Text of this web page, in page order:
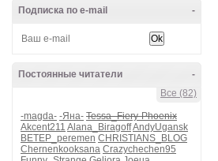
-
Подписка по e-mail
-
Постоянные читатели
Все (82)
-magda- -Яна- Tessa_Fiery-Phoenix
Akcent211 Alana_BiragoffAndyUgansk
BETEP_peremen CHRISTIANS_BLOG
Chernenkooksana Crazychechen95